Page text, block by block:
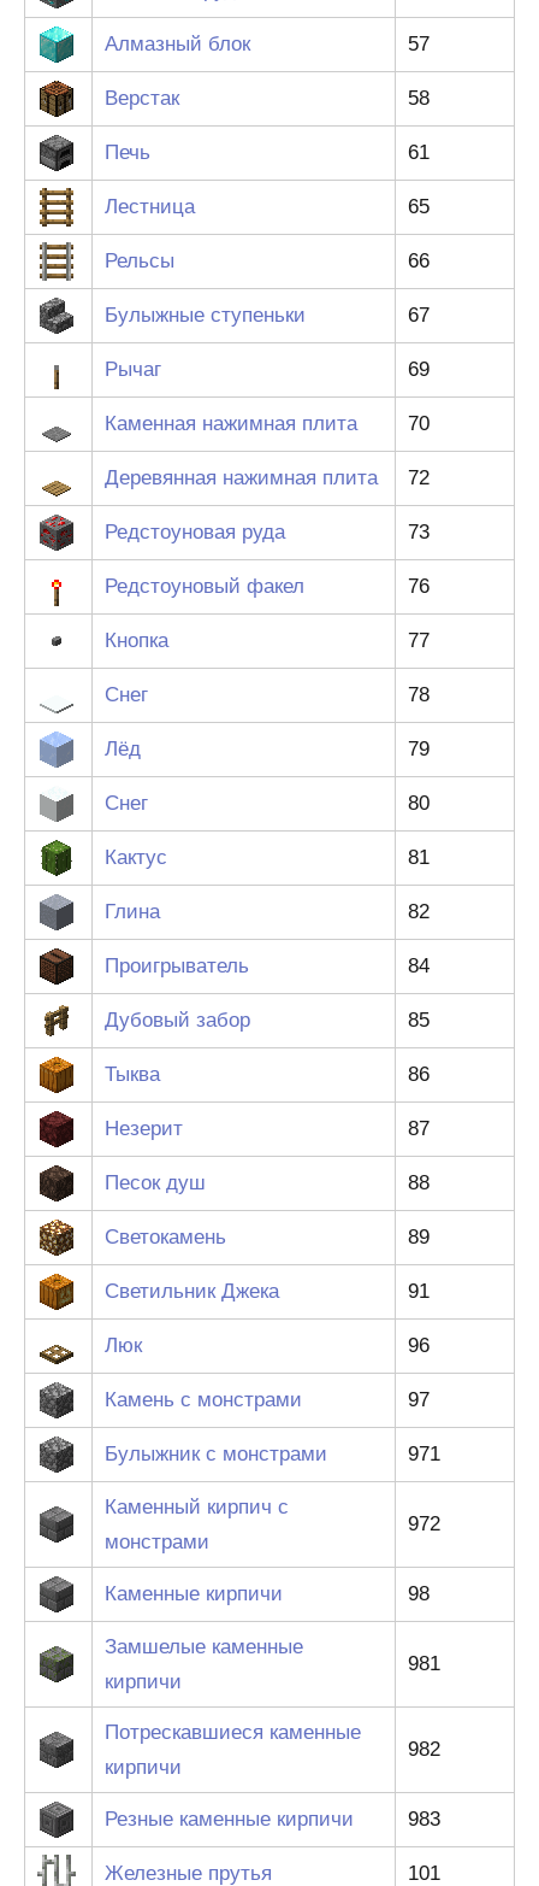
Алмазный блок 57
Верстак 58
Печь 61
Лестница 65
Рельсы 66
Булыжные ступеньки 67
Рычаг 69
Каменная нажимная плита 70
Деревянная нажимная плита 72
Редстоуновая руда 73
Редстоуновый факел 76
Кнопка 77
Снег 78
Лёд 79
Снег 80
Кактус 81
Глина 82
Проигрыватель 84
Дубовый забор 85
Тыква 86
Незерит 87
Песок душ 88
Светокамень 89
Светильник Джека 91
Люк 96
Камень с монстрами 97
Булыжник с монстрами 971
Каменный кирпич с
монстрами
972
Каменные кирпичи 98
Замшелые каменные
кирпичи
981
Потрескавшиеся каменные
кирпичи
982
Резные каменные кирпичи 983
Железные прутья 101